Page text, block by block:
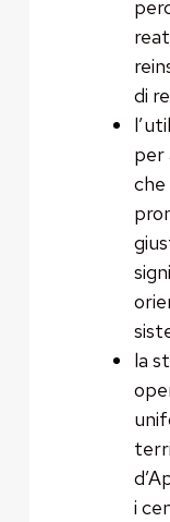
di
per
che
la
i